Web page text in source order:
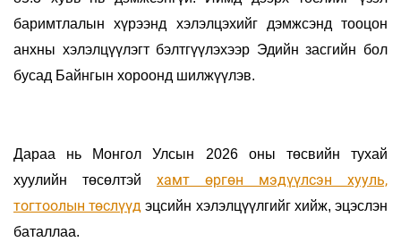
баримтлалын хүрээнд хэлэлцэхийг дэмжсэнд тооцон
анхны хэлэлцүүлэгт бэлтгүүлэхээр Эдийн засгийн бол
бусад Байнгын хороонд шилжүүлэв.
Дараа нь
Монгол Улсын 2026 оны төсвийн тухай
хуулийн төсөлтэй хамт өргөн мэдүүлсэн хууль,
тогтоолын төслүүд эцсийн хэлэлцүүлгийг хийж, эцэслэн
баталлаа.